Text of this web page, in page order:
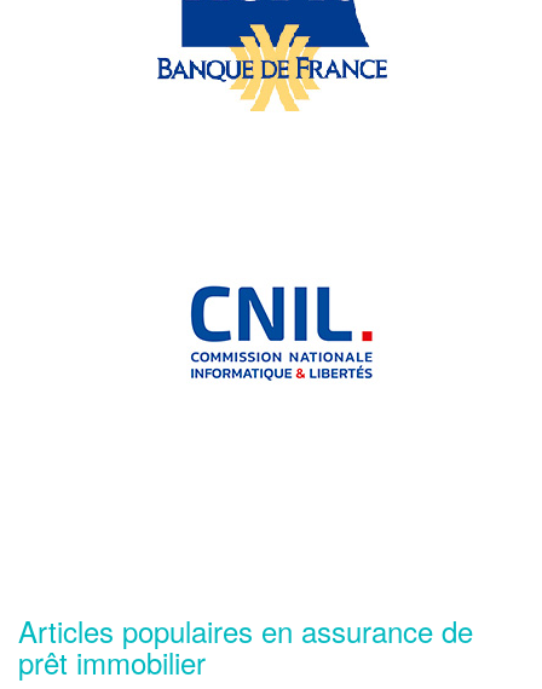
Articles populaires en assurance de
prêt immobilier